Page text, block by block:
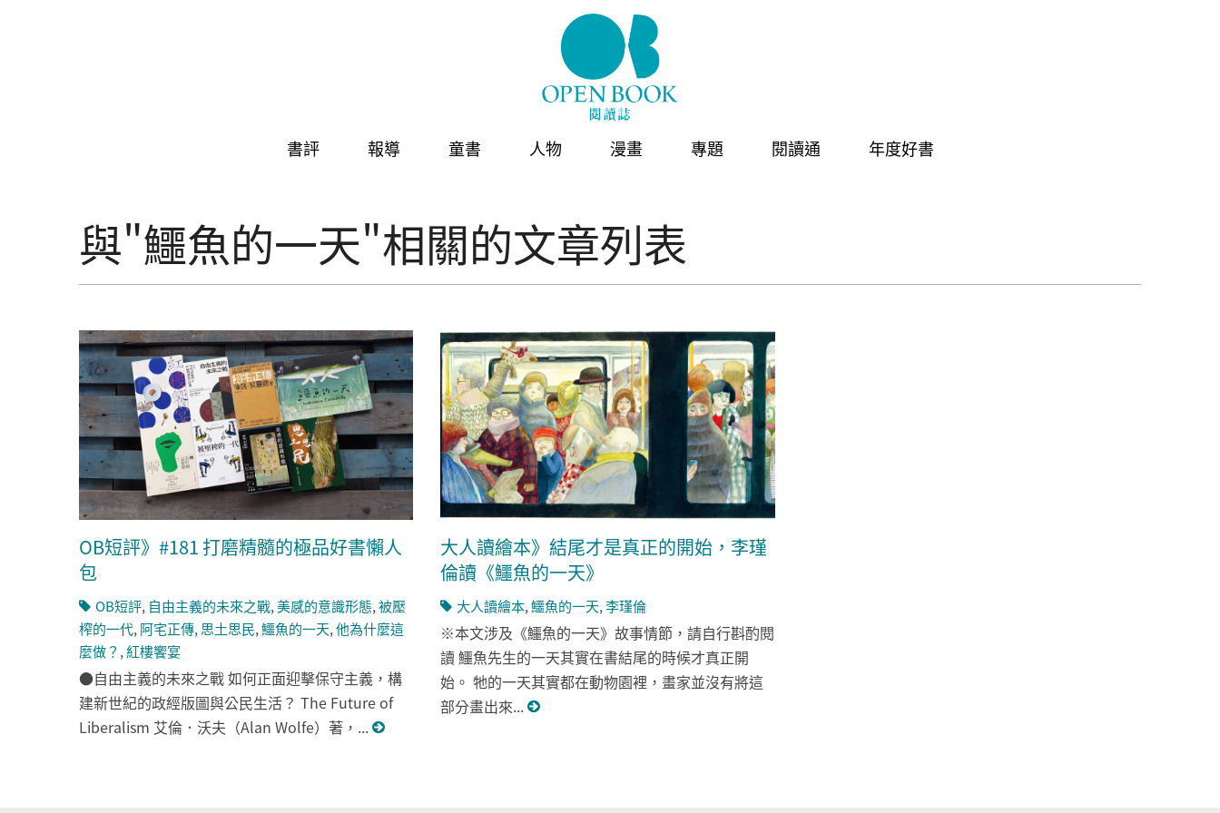
書評 報導 童書 人物 漫畫 專題 閱讀通 年度好書
與"鱷魚的一天"相關的文章列表
OB短評》#181 打磨精髓的極品好書懶人
包
OB短評, 自由主義的未來之戰,美感的意識形態,被壓
榨的一代, 阿宅正傳, 思土思民,鱷魚的一天,他為什麼這
麼做？ ,紅樓饗宴
●自由主義的未來之戰 如何正面迎擊保守主義，構
建新世紀的政經版圖與公民生活？ The Future of
Liberalism 艾倫．沃夫（Alan Wolfe）著，...
大人讀繪本》結尾才是真正的開始，李瑾
倫讀《鱷魚的一天》
大人讀繪本,鱷魚的一天,李瑾倫
※本文涉及《鱷魚的一天》故事情節，請自行斟酌閱
讀 鱷魚先生的一天其實在書結尾的時候才真正開
始。 牠的一天其實都在動物園裡，畫家並沒有將這
部分畫出來...